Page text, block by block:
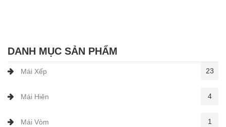
DANH MỤC SẢN PHẨM
Mái Xếp 23
Mái Hiên 4
Mái Vòm 1